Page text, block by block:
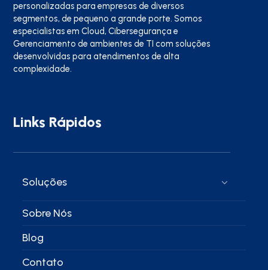
personalizadas para empresas de diversos
segmentos, de pequeno a grande porte. Somos
especialistas em Cloud, Cibersegurança e
Gerenciamento de ambientes de TI com soluções
desenvolvidas para atendimentos de alta
complexidade.
Links Rápidos
Soluções
Sobre Nós
Blog
Contato